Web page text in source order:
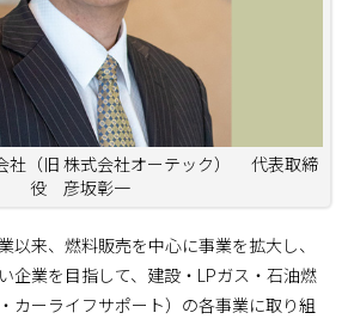
社（旧 株式会社オーテック） 代表取締
役 彦坂彰一
以来、燃料販売を中心に事業を拡大し、
企業を目指して、建設・LPガス・石油燃
カーライフサポート）の各事業に取り組